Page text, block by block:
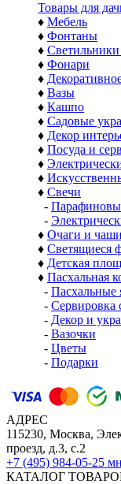
Товары для
♦ Мебель
♦ Фонтаны
♦
♦ Фонари
♦
♦ Вазы
♦ Кашпо
♦ Садовые
♦ Декор
♦ Посуда и
♦
♦
♦ Свечи
-
-
♦ Очаги и чаши
♦ Светящиеся
♦ Детская
♦ Пасхальная
- Пасхальные
- Сервировка
- Декор и
- Вазочки
- Цветы
- Подарки
АДРЕС
115230, Москва,
проезд, д.3, с.2
+7 (495) 984-05-25
КАТАЛОГ